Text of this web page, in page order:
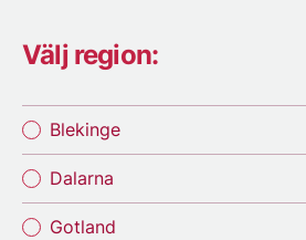
Välj region:
Blekinge
Dalarna
Gotland